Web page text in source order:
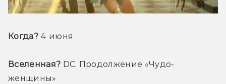
Когда? 4 июня
Вселенная? DC. Продолжение «Чудо-
женщины»